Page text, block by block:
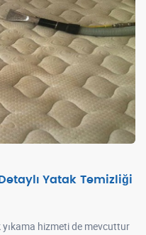
Yatak Temizliği
yıkama hizmeti de mevcuttur